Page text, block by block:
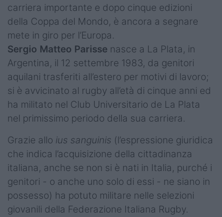
carriera importante e dopo cinque edizioni
della Coppa del Mondo, è ancora a segnare
mete in giro per l’Europa.
Sergio Matteo Parisse nasce a La Plata, in
Argentina, il 12 settembre 1983, da genitori
aquilani trasferiti all’estero per motivi di lavoro;
si è avvicinato al rugby all’età di cinque anni ed
ha militato nel Club Universitario de La Plata
nel primissimo periodo della sua carriera.
Grazie allo ius sanguinis (l’espressione giuridica
che indica l’acquisizione della cittadinanza
italiana, anche se non si è nati in Italia, purché i
genitori - o anche uno solo di essi - ne siano in
possesso) ha potuto militare nelle selezioni
giovanili della Federazione Italiana Rugby.